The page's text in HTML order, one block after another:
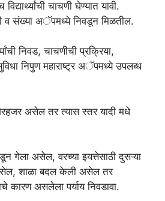
चाचणी घेण्यात यावी.
व संख्या अॅपमध्ये निवडून मिळतील.
निवड, चाचणीची प्रक्रिया,
निपुण महाराष्ट्र अॅपमध्ये उपलब्ध
गैरहजर असेल तर त्यास स्तर यादी मधे
गेला असेल, वरच्या इयत्तेसाठी दुसऱ्या
शाळा बदल केली असेल तर
कारण असलेला पर्याय निवडावा.